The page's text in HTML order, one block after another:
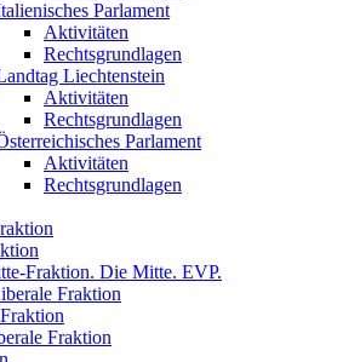
Parlament
Aktivitäten
Rechtsgrundlagen
Liechtenstein
Aktivitäten
Rechtsgrundlagen
Parlament
Aktivitäten
Rechtsgrundlagen
Fraktion. Die Mitte. EVP.
Fraktion
Fraktion